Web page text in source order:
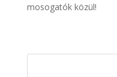
mosogatók közül!